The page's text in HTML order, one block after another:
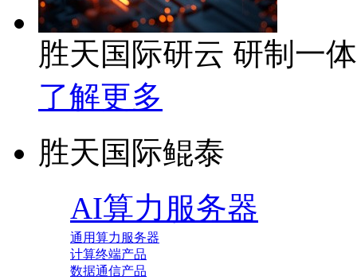
胜天国际研云 研制一
了解更多
胜天国际鲲泰
AI算力服务器
通用算力服务器
计算终端产品
数据通信产品